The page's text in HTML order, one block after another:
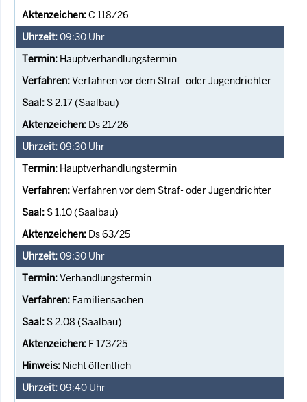
C 118/26
09:30 Uhr
Hauptverhandlungstermin
Verfahren vor dem Straf- oder Jugendrichter
S 2.17 (Saalbau)
Ds 21/26
09:30 Uhr
Hauptverhandlungstermin
Verfahren vor dem Straf- oder Jugendrichter
S 1.10 (Saalbau)
Ds 63/25
09:30 Uhr
Verhandlungstermin
Familiensachen
S 2.08 (Saalbau)
F 173/25
Nicht öffentlich
09:40 Uhr